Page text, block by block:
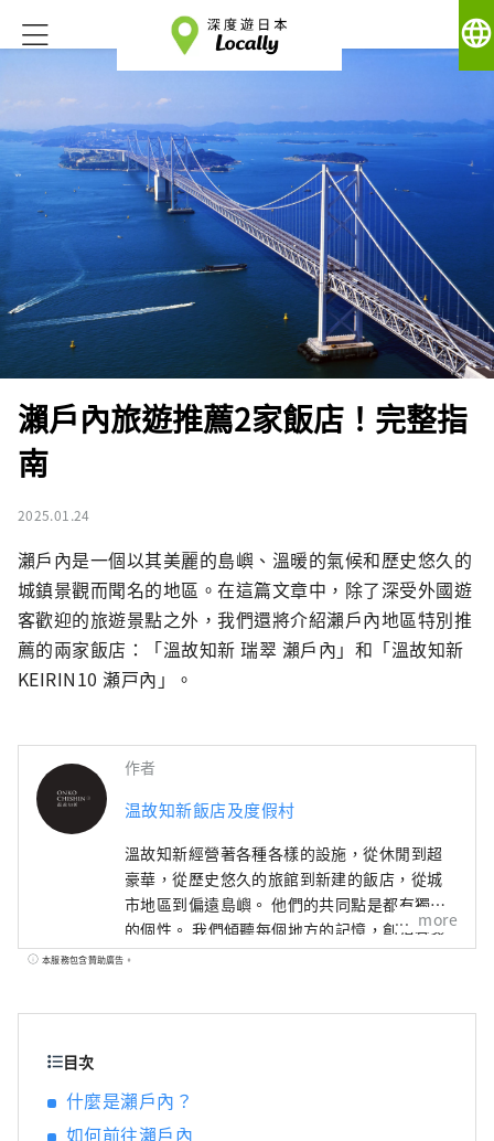
language
瀨戶內旅遊推薦2家飯店！完整指
南
2025.01.24
瀨戶內是一個以其美麗的島嶼、溫暖的氣候和歷史悠久的
城鎮景觀而聞名的地區。在這篇文章中，除了深受外國遊
客歡迎的旅遊景點之外，我們還將介紹瀨戶內地區特別推
薦的兩家飯店：「溫故知新 瑞翠 瀨戶內」和「溫故知新
KEIRIN10 瀬戸內」。
作者
温故知新飯店及度假村
溫故知新經營著各種各樣的設施，從休閒到超
豪華，從歷史悠久的旅館到新建的飯店，從城
市地區到偏遠島嶼。 他們的共同點是都有獨特
的個性。 我們傾聽每個地方的記憶，創造客製
化且獨特的住宿概念。
more
本服務包含贊助廣告。
目次
什麼是瀨戶內？
如何前往瀨戶內